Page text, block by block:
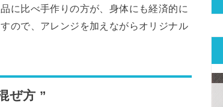
に比べ手作りの方が、身体にも経済的に
ので、アレンジを加えながらオリジナル
ぜ方 ”